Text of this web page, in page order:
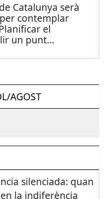
Catalunya serà
contemplar
el
un punt...
AGOST